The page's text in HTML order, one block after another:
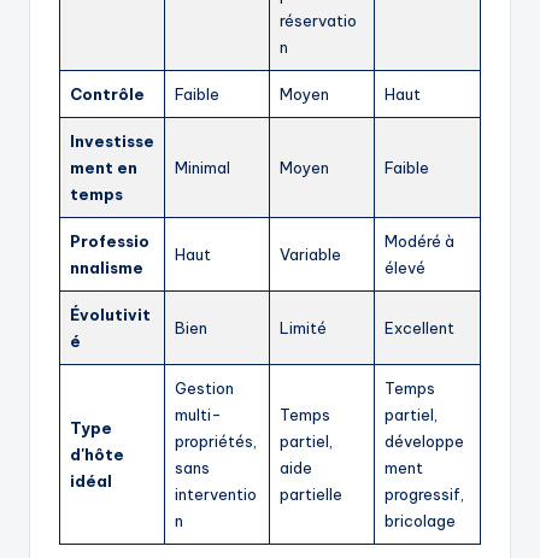
réservatio
n
Contrôle Faible Moyen Haut
Investisse
ment en
temps
Minimal Moyen Faible
Professio
nnalisme
Haut Variable
Modéré à
élevé
Évolutivit
é
Bien Limité Excellent
Type
d'hôte
idéal
Gestion
multi-
propriétés,
sans
interventio
n
Temps
partiel,
aide
partielle
Temps
partiel,
développe
ment
progressif,
bricolage